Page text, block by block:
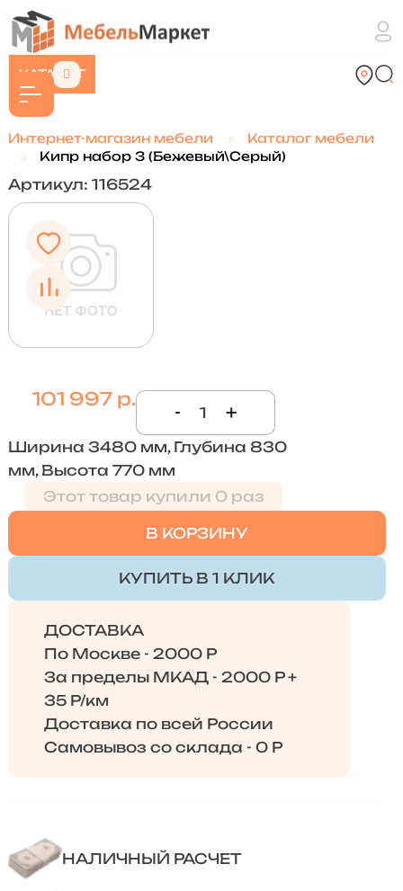
КАТАЛОГ
Интернет-магазин мебели
Каталог мебели
Кипр набор 3 (Бежевый\Серый)
Артикул: 116524
101 997 р.
- +
Ширина 3480 мм, Глубина 830
мм, Высота 770 мм
Этот товар купили 0 раз
В КОРЗИНУ
КУПИТЬ В 1 КЛИК
ДОСТАВКА
По Москве - 2000 Р
За пределы МКАД - 2000 Р +
35 Р/км
Доставка по всей России
Самовывоз со склада - 0 Р
НАЛИЧНЫЙ РАСЧЕТ